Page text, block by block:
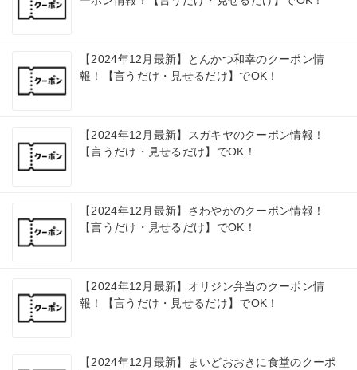
【2024年12月最新】とんかつ和幸のクーポン情
報！【言うだけ・見せるだけ】でOK！
【2024年12月最新】スガキヤのクーポン情報！
【言うだけ・見せるだけ】でOK！
【2024年12月最新】さわやかのクーポン情報！
【言うだけ・見せるだけ】でOK！
【2024年12月最新】オリジン弁当のクーポン情
報！【言うだけ・見せるだけ】でOK！
【2024年12月最新】まいどおおきに食堂のクーポ